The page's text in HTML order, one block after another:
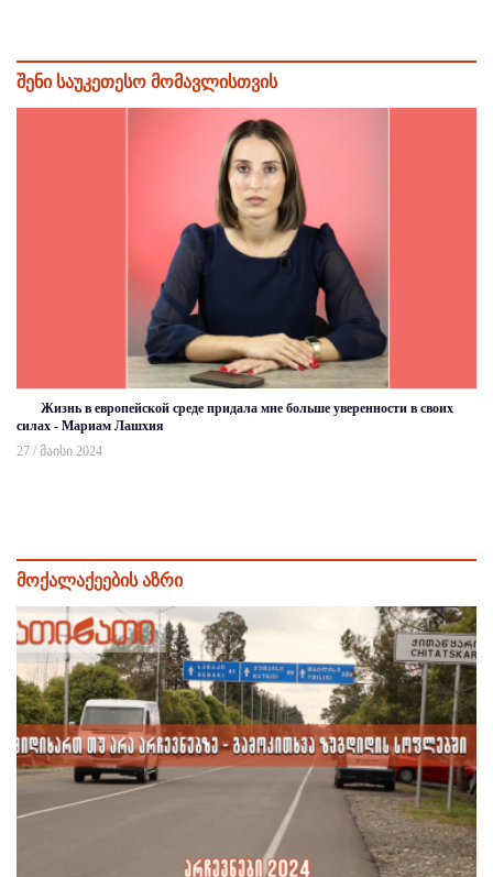
შენი საუკეთესო მომავლისთვის
Жизнь в европейской среде придала мне больше уверенности в своих
силах - Мариам Лашхия
27 / მაისი 2024
მოქალაქეების აზრი